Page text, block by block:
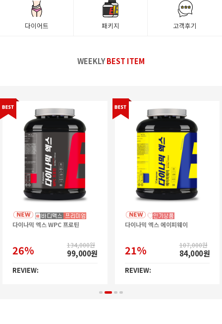
다이어트 패키지 고객후기
WEEKLYBEST ITEM
다이나믹 엑스 WPC 프로틴
26% 134,000원
99,000원
REVIEW:
다이나믹 엑스 에이피웨이
21% 107,000원
84,000원
REVIEW: